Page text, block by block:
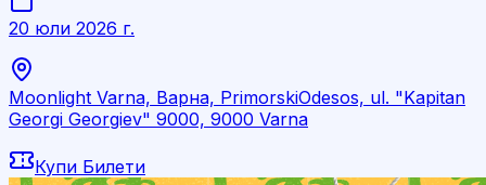
20 юли 2026 г.
Moonlight Varna, Варна, PrimorskiOdesos, ul. "Kapitan
Georgi Georgiev" 9000, 9000 Varna
Купи Билети